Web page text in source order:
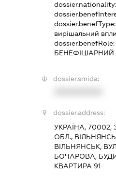
dossier.benefType:
вирішальний
dossier.benefRole:
dossier.smida:
dossier.address:
УКРАЇНА, 70002,
ОБЛ.,
ВІЛЬНЯНСЬК,
БОЧАРОВА,
КВАРТИРА 91